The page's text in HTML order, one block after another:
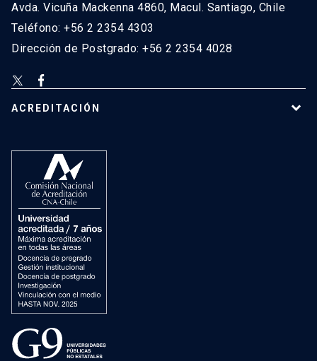
Avda. Vicuña Mackenna 4860, Macul. Santiago, Chile
Teléfono: +56 2 2354 4303
Dirección de Postgrado: +56 2 2354 4028
ACREDITACIÓN